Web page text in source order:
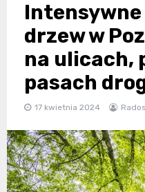
drzew w
na ulicach,
pasach
17 kwietnia 2024